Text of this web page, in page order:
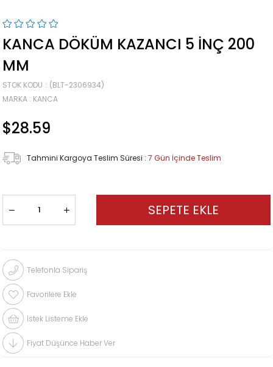
KANCA DÖKÜM KAZANCI 5 INÇ 200
MM
STOK KODU
(BLT-2306934)
MARKA : KANCA
$28.59
Tahmini Kargoya Teslim Süresi : 7 Gün İçinde Teslim
Telefonla Sipariş
Favorilere Ekle
İstek Listeme Ekle
Fiyat Düşünce Haber Ver